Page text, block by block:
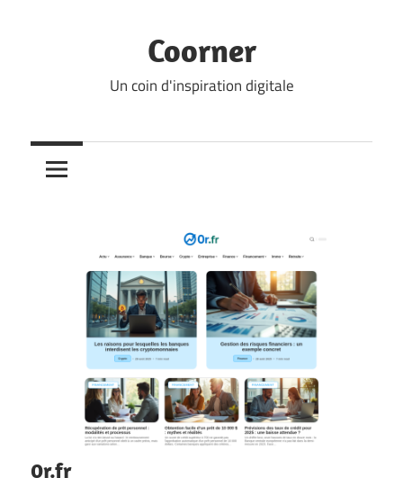
Coorner
Un coin d'inspiration digitale
0r.fr